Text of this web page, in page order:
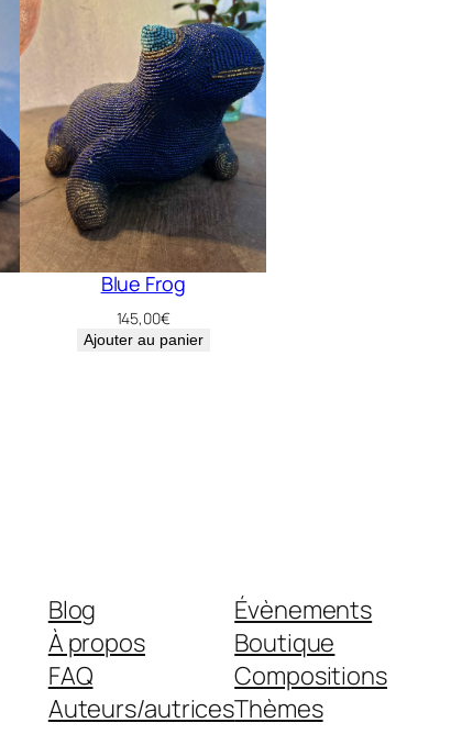
Blue Frog
145,00€
Ajouter au panier
Blog
À propos
FAQ
Auteurs/autrices
Évènements
Boutique
Compositions
Thèmes